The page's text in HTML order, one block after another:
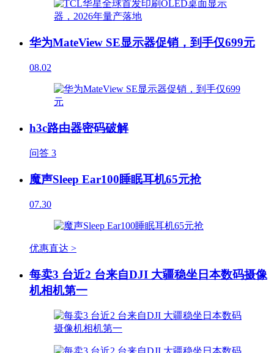
华为MateView SE显示器促销，到手仅699元
08.02
h3c路由器密码破解
问答 3
魔声Sleep Ear100睡眠耳机65元抢
07.30
优惠直达 >
每卖3 台近2 台来自DJI 大疆稳坐日本数码摄像
机相机第一